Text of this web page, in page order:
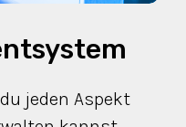
jeden Aspekt